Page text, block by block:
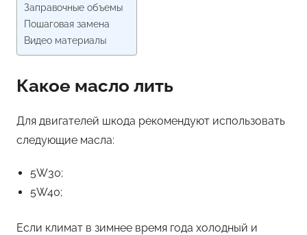
Заправочные объемы
Пошаговая замена
Видео материалы
Какое масло лить
Для двигателей шкода рекомендуют использовать
следующие масла:
5W30;
5W40;
Если климат в зимнее время года холодный и